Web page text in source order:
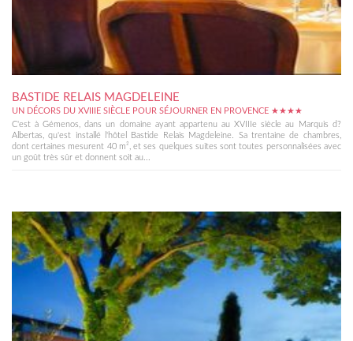
BASTIDE RELAIS MAGDELEINE
UN DÉCORS DU XVIIIE SIÈCLE POUR SÉJOURNER EN PROVENCE ★★★★
C'est à Gémenos, dans un domaine ayant appartenu au XVIIIe siècle au Marquis d?
Albertas, qu'est installé l'hôtel Bastide Relais Magdeleine. Sa trentaine de chambres,
dont certaines mesurent 40 m², et ses quelques suites sont toutes personnalisées avec
un goût très sûr et donnent soit au...